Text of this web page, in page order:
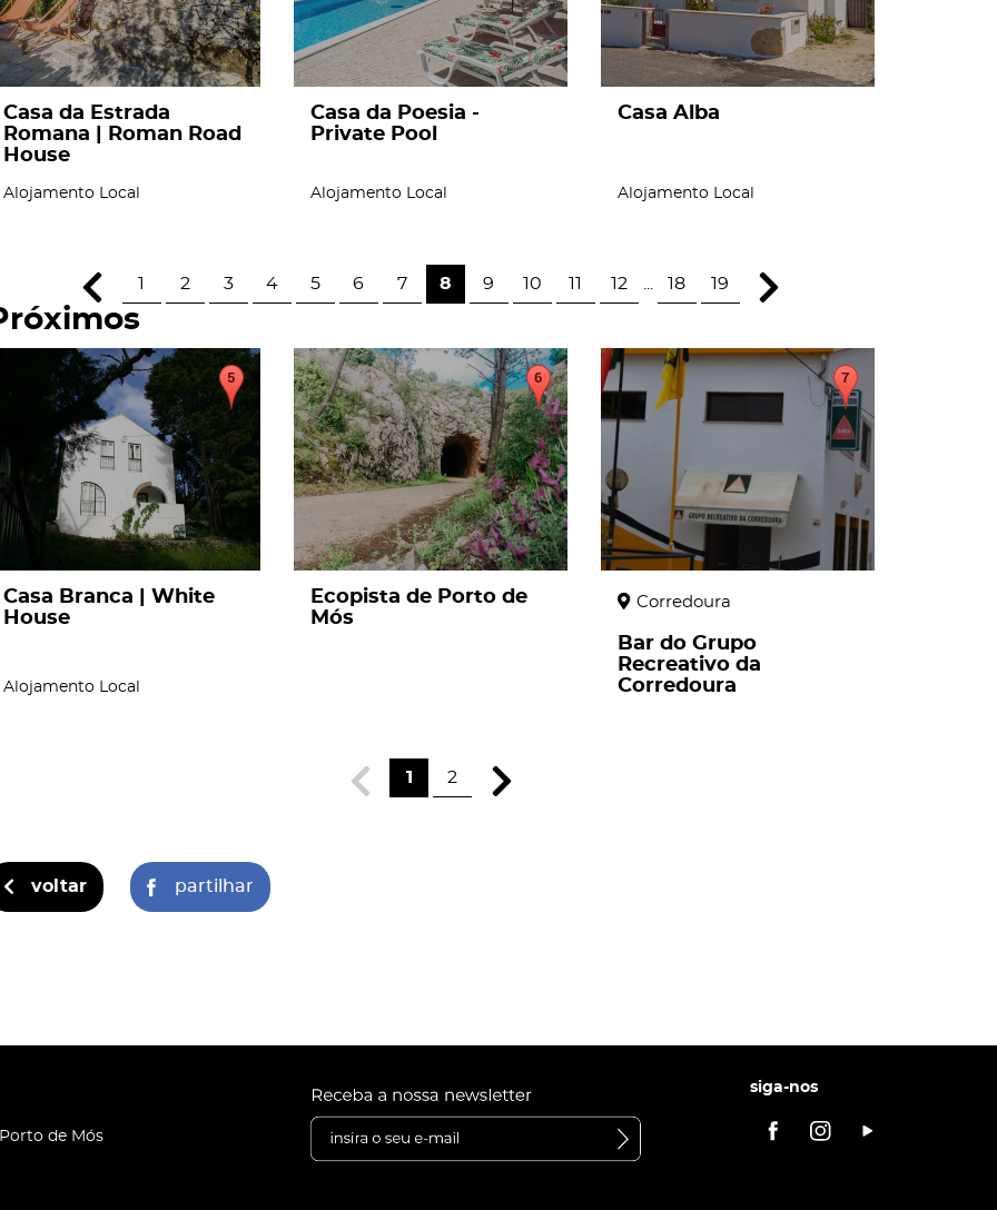
Casa da Estrada
Romana | Roman Road
House
Alojamento Local
Casa da Poesia -
Private Pool
Alojamento Local
Casa Alba
Alojamento Local
1 2 3 4 5 6 7 8 9 10 11 12 18 19
Casa Branca | White
House
Alojamento Local
page
Ecopista de Porto de
Mós
page
Corredoura
Bar do Grupo
Recreativo da
Corredoura
1 2
voltar partilhar
de Mós
siga-nos